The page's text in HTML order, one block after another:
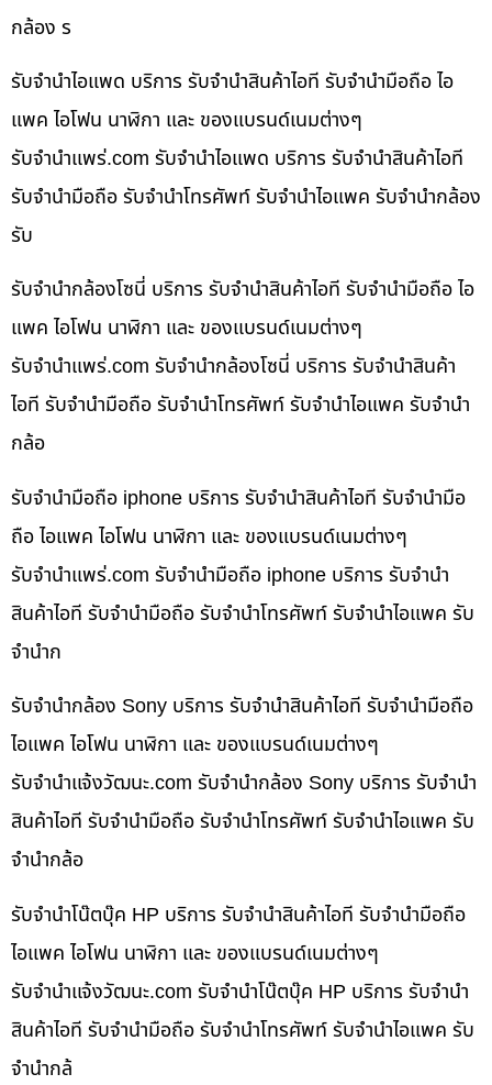
กล้อง ร
รับจำนำไอแพด บริการ รับจำนำสินค้าไอที รับจำนำมือถือ ไอ
แพค ไอโฟน นาฬิกา และ ของแบรนด์เนมต่างๆ
รับจํานําแพร่.com รับจำนำไอแพด บริการ รับจำนำสินค้าไอที
รับจำนำมือถือ รับจำนำโทรศัพท์ รับจำนำไอแพค รับจำนำกล้อง
รับ
รับจำนำกล้องโซนี่ บริการ รับจำนำสินค้าไอที รับจำนำมือถือ ไอ
แพค ไอโฟน นาฬิกา และ ของแบรนด์เนมต่างๆ
รับจํานําแพร่.com รับจำนำกล้องโซนี่ บริการ รับจำนำสินค้า
ไอที รับจำนำมือถือ รับจำนำโทรศัพท์ รับจำนำไอแพค รับจำนำ
กล้อ
รับจำนำมือถือ iphone บริการ รับจำนำสินค้าไอที รับจำนำมือ
ถือ ไอแพค ไอโฟน นาฬิกา และ ของแบรนด์เนมต่างๆ
รับจํานําแพร่.com รับจำนำมือถือ iphone บริการ รับจำนำ
สินค้าไอที รับจำนำมือถือ รับจำนำโทรศัพท์ รับจำนำไอแพค รับ
จำนำก
รับจำนำกล้อง Sony บริการ รับจำนำสินค้าไอที รับจำนำมือถือ
ไอแพค ไอโฟน นาฬิกา และ ของแบรนด์เนมต่างๆ
รับจํานําแจ้งวัฒนะ.com รับจำนำกล้อง Sony บริการ รับจำนำ
สินค้าไอที รับจำนำมือถือ รับจำนำโทรศัพท์ รับจำนำไอแพค รับ
จำนำกล้อ
รับจำนำโน๊ตบุ๊ค HP บริการ รับจำนำสินค้าไอที รับจำนำมือถือ
ไอแพค ไอโฟน นาฬิกา และ ของแบรนด์เนมต่างๆ
รับจํานําแจ้งวัฒนะ.com รับจำนำโน๊ตบุ๊ค HP บริการ รับจำนำ
สินค้าไอที รับจำนำมือถือ รับจำนำโทรศัพท์ รับจำนำไอแพค รับ
จำนำกล้